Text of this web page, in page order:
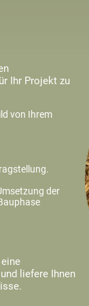
Ihr Projekt zu
von Ihrem
der
Gebäude.
liefere Ihnen